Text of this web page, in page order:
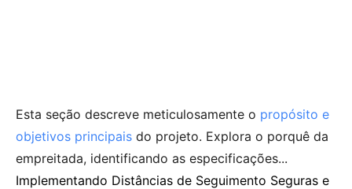
Esta seção descreve meticulosamente o propósito e
objetivos principais do projeto. Explora o porquê da
empreitada, identificando as especificações...
Implementando Distâncias de Seguimento Seguras e